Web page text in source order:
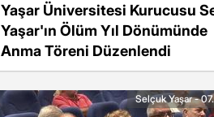
Yaşar Üniversitesi Kurucusu
Yaşar'ın Ölüm Yıl Dönümünde
Anma Töreni Düzenlendi
Selçuk Yaşar -